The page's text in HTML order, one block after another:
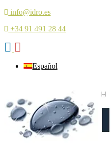
info@idro.es
+34 91 491 28 44
Español